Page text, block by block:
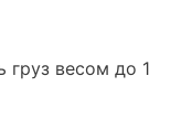
груз весом до 1